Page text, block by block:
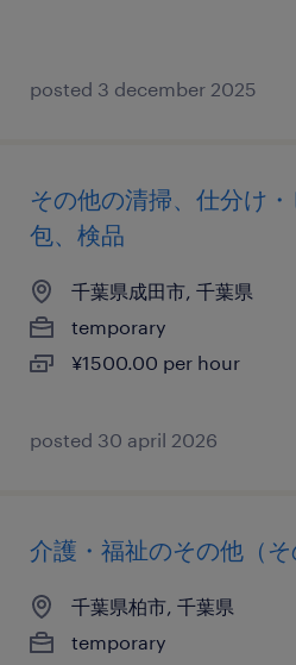
posted 3 december 2025
その他の清掃、仕分け
包、検品
千葉県成田市, 千葉県
temporary
¥1500.00 per hour
posted 30 april 2026
介護・福祉のその他（そ
千葉県柏市, 千葉県
temporary